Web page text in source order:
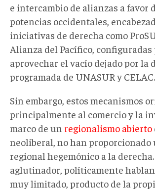
e intercambio de alianzas a favor
potencias occidentales,
iniciativas de derecha como
Alianza del Pacífico, configuradas
aprovechar el vacío dejado por la
programada de UNASUR y CELAC.
Sin embargo, estos mecanismos
principalmente al comercio y la
marco de un regionalismo abierto
neoliberal, no han proporcionado
regional hegemónico a la
aglutinador, políticamente
muy limitado, producto de la